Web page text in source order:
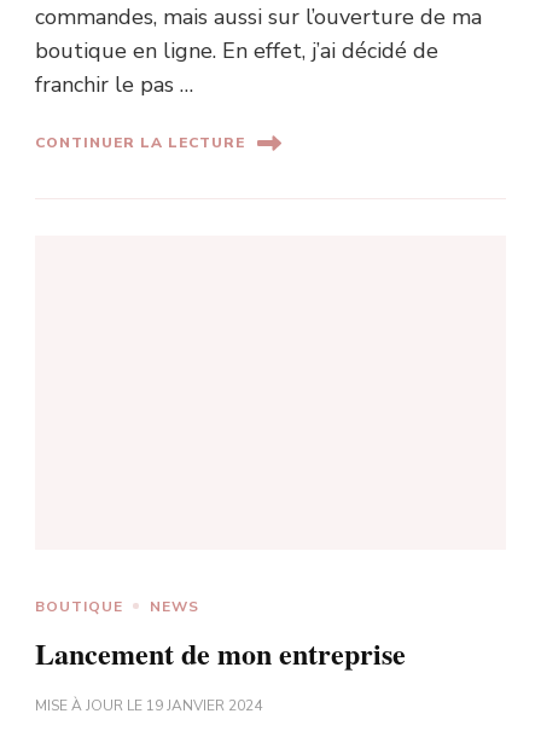
commandes, mais aussi sur l’ouverture de ma
boutique en ligne. En effet, j’ai décidé de
franchir le pas …
CONTINUER LA LECTURE
BOUTIQUE NEWS
Lancement de mon entreprise
MISE À JOUR LE 19 JANVIER 2024